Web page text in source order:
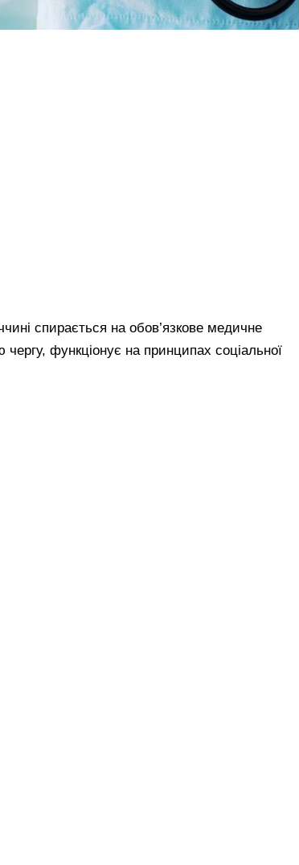
спирається на обов’язкове медичне
функціонує на принципах соціальної